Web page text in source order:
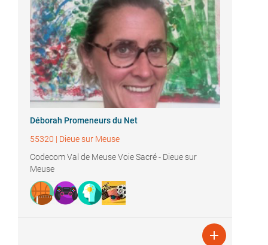
Déborah Promeneurs du Net
55320 | Dieue sur Meuse
Codecom Val de Meuse Voie Sacré - Dieue sur
Meuse
